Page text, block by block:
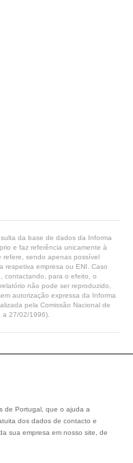
da base de dados da Informa
e faz referência unicamente à
refere, sendo apenas possível
respetiva empresa ou ENI. Caso
contactando, para o efeito, o
não pode ser reproduzido,
autorização expressa da Informa
pela Comissão Nacional de
a 27/02/1996).
de Portugal, que o ajuda a
dos dados de contacto e
sua empresa em nosso site, de